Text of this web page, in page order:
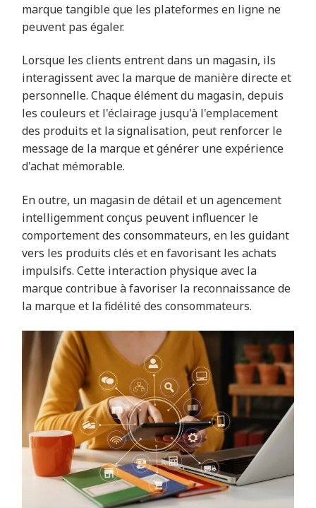
marque tangible que les plateformes en ligne ne
peuvent pas égaler.
Lorsque les clients entrent dans un magasin, ils
interagissent avec la marque de manière directe et
personnelle. Chaque élément du magasin, depuis
les couleurs et l'éclairage jusqu'à l'emplacement
des produits et la signalisation, peut renforcer le
message de la marque et générer une expérience
d'achat mémorable.
En outre, un magasin de détail et un agencement
intelligemment conçus peuvent influencer le
comportement des consommateurs, en les guidant
vers les produits clés et en favorisant les achats
impulsifs. Cette interaction physique avec la
marque contribue à favoriser la reconnaissance de
la marque et la fidélité des consommateurs.